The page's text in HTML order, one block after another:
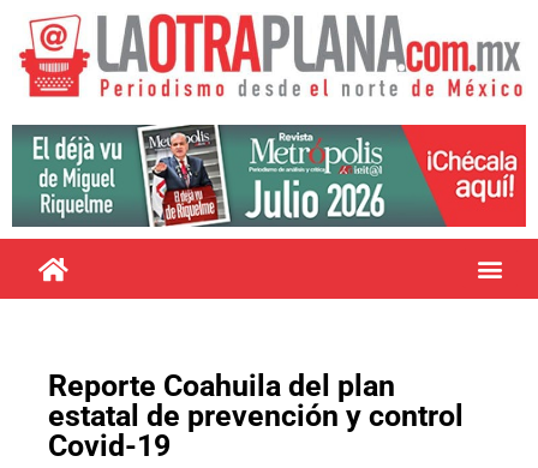
Reporte Coahuila del plan
estatal de prevención y control
Covid-19